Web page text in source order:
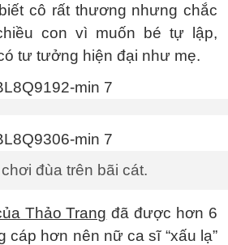
cô rất thương nhưng chắc
con vì muốn bé tự lập,
tư tưởng hiện đại như mẹ.
đùa trên bãi cát.
Thảo Trang đã được hơn 6
cáp hơn nên nữ ca sĩ “xấu lạ”